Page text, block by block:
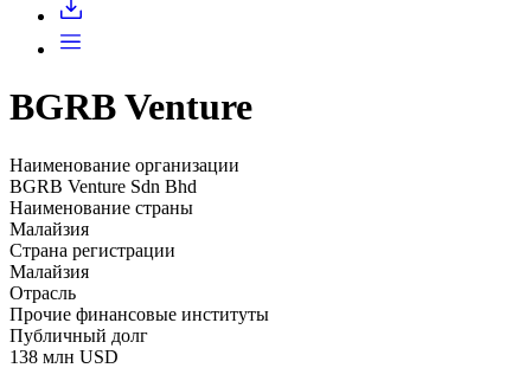
BGRB Venture
Наименование организации
BGRB Venture Sdn Bhd
Наименование страны
Малайзия
Страна регистрации
Малайзия
Отрасль
Прочие финансовые институты
Публичный долг
138 млн USD